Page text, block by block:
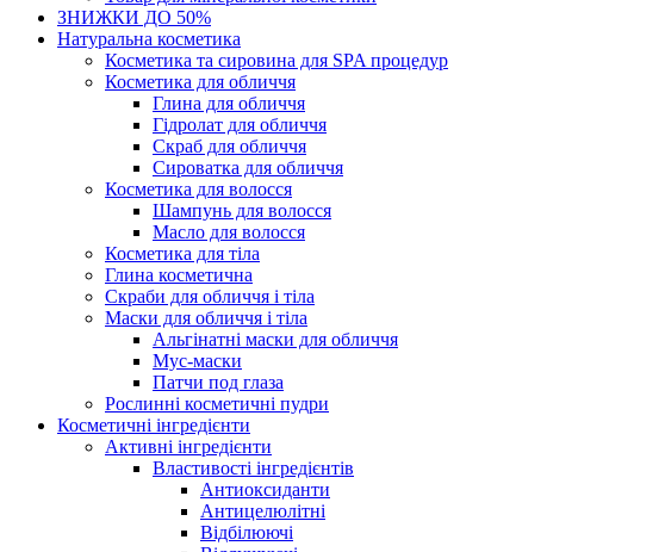
ЗНИЖКИ ДО 50%
Натуральна косметика
Косметика та сировина для SPA процедур
Косметика для обличчя
Глина для обличчя
Гідролат для обличчя
Скраб для обличчя
Сироватка для обличчя
Косметика для волосся
Шампунь для волосся
Масло для волосся
Косметика для тіла
Глина косметична
Скраби для обличчя і тіла
Маски для обличчя і тіла
Альгінатні маски для обличчя
Мус-маски
Патчи под глаза
Рослинні косметичні пудри
Косметичні інгредієнти
Активні інгредієнти
Властивості інгредієнтів
Антиоксиданти
Антицелюлітні
Відбілюючі